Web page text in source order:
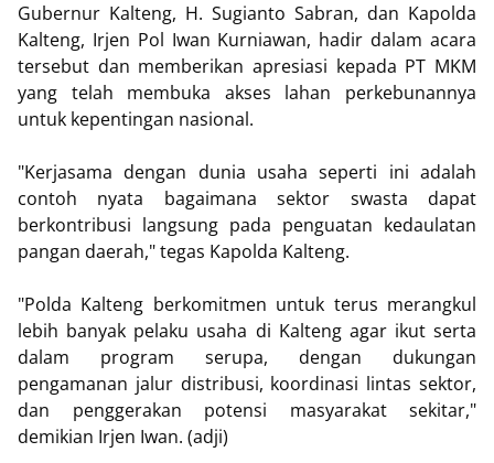
Gubernur Kalteng, H. Sugianto Sabran, dan Kapolda
Kalteng, Irjen Pol Iwan Kurniawan, hadir dalam acara
tersebut dan memberikan apresiasi kepada PT MKM
yang telah membuka akses lahan perkebunannya
untuk kepentingan nasional.
"Kerjasama dengan dunia usaha seperti ini adalah
contoh nyata bagaimana sektor swasta dapat
berkontribusi langsung pada penguatan kedaulatan
pangan daerah," tegas Kapolda Kalteng.
"Polda Kalteng berkomitmen untuk terus merangkul
lebih banyak pelaku usaha di Kalteng agar ikut serta
dalam program serupa, dengan dukungan
pengamanan jalur distribusi, koordinasi lintas sektor,
dan penggerakan potensi masyarakat sekitar,"
demikian Irjen Iwan. (adji)